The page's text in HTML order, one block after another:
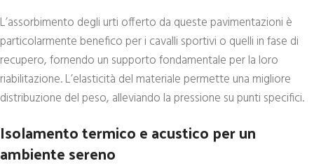
L’assorbimento degli urti offerto da queste pavimentazioni è
particolarmente benefico per i cavalli sportivi o quelli in fase di
recupero, fornendo un supporto fondamentale per la loro
riabilitazione. L’elasticità del materiale permette una migliore
distribuzione del peso, alleviando la pressione su punti specifici.
Isolamento termico e acustico per un
ambiente sereno